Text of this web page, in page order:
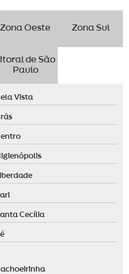
Zona Oeste Zona Sul
Litoral de São
Paulo
Vista
Cecília